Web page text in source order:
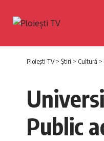
Ploiești TV> Știri > Cultură >
Public